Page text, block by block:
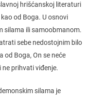
hrišćanskoj literaturi
od Boga. U osnovi
silama ili samoobmanom.
sebe nedostojnim bilo
od Boga, On se neće
ne prihvati viđenje.
silama je